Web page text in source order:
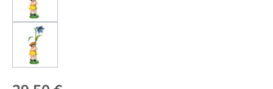
Regulärer Preis: